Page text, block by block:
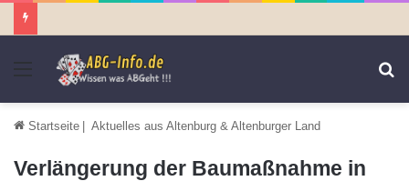
Menü
Startseite | Aktuelles aus Altenburg & Altenburger Land
Verlängerung der Baumaßnahme in